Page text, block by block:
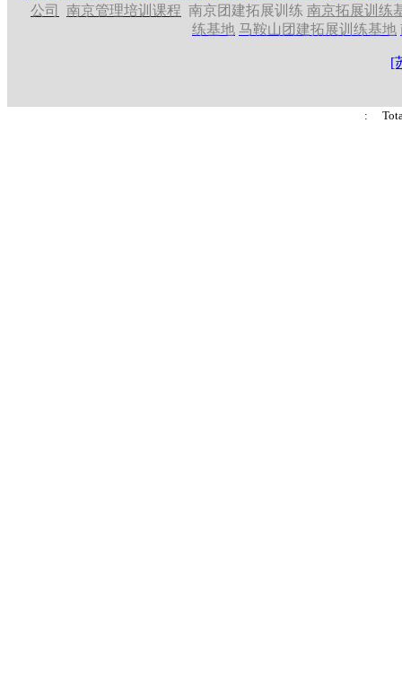
公司
南京管理培训课程 南京团建拓展训练 南京拓展训练
练基地 马鞍山团建拓展训练基地
[
: